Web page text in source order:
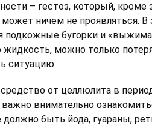
– гестоз, который,
может ничем не проявляться. В
подкожные бугорки и
можно только
ситуацию.
от целлюлита в
важно внимательно
должно быть йода, гуараны,